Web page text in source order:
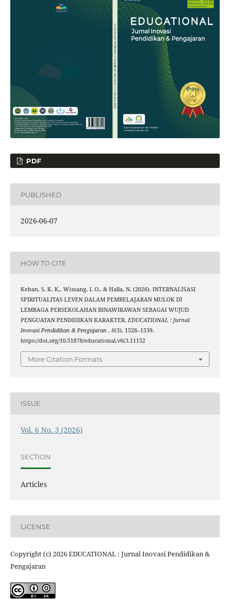
PDF
PUBLISHED
2026-06-07
HOW TO CITE
Keban, S. K. K., Wissang, I. O., & Halla, N. (2026). INTERNALISASI
SPIRITUALITAS LEVEN DALAM PEMBELAJARAN MULOK DI
LEMBAGA PERSEKOLAHAN BINAWIRAWAN SEBAGAI WUJUD
PENGUATAN PENDIDIKAN KARAKTER. EDUCATIONAL : Jurnal
Inovasi Pendidikan & Pengajaran , 6(3), 1528–1539.
https://doi.org/10.51878/educational.v6i3.11152
More Citation Formats
ISSUE
Vol. 6 No. 3 (2026)
SECTION
Articles
LICENSE
Copyright (c) 2026 EDUCATIONAL : Jurnal Inovasi Pendidikan &
Pengajaran